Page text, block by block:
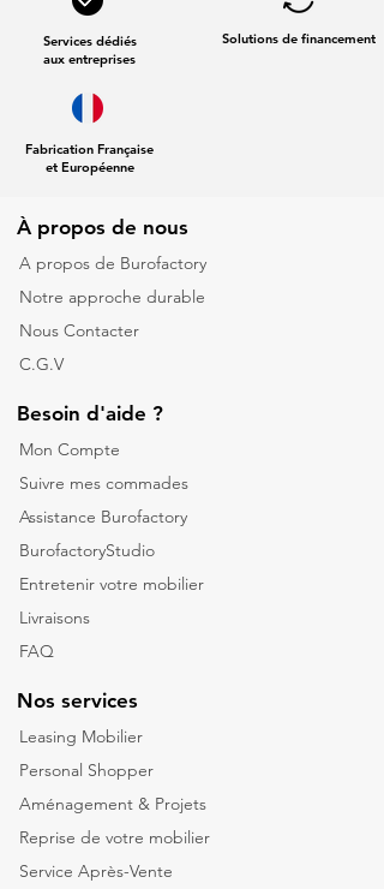
Services dédiés
aux entreprises
Fabrication Française
et Européenne
Solutions de financement
À propos de nous
A propos de Burofactory
Notre approche durable
Nous Contacter
C.G.V
Besoin d'aide ?
Mon Compte
Suivre mes commades
Assistance Burofactory
BurofactoryStudio
Entretenir votre mobilier
Livraisons
FAQ
Nos services
Leasing Mobilier
Personal Shopper
Aménagement & Projets
Reprise de votre mobilier
Service Après-Vente